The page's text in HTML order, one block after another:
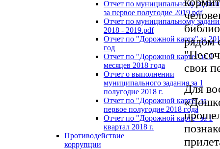
Отчет по муниципальному
за первое полугодие 2019.pdf
Отчет по муниципальному
2018 - 2019.pdf
Отчет по "Дорожной карте" за
год
Отчет по "Дорожной карте" за 9
месяцев 2018 года
Отчет о выполнении
муниципального задания за 1
полугодие 2018 г.
Отчет по "Дорожной карте" за
первое полугодие 2018 года
Отчет по "Дорожной карте" за 1
квартал 2018 г.
Противодействие
коррупции
рядом
свои
Для